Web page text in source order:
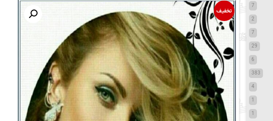
تخفیف
7
2
7
29
6
383
4
1
1